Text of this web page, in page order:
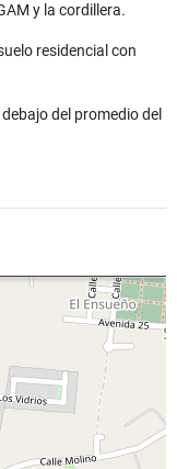
y la cordillera.
residencial con
del promedio del